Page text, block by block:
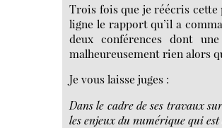
Trois fois que je réécris cette
ligne le rapport qu’il a
deux conférences dont
malheureusement rien alors
Je vous laisse juges :
Dans le cadre de ses travaux
les enjeux du numérique qui est